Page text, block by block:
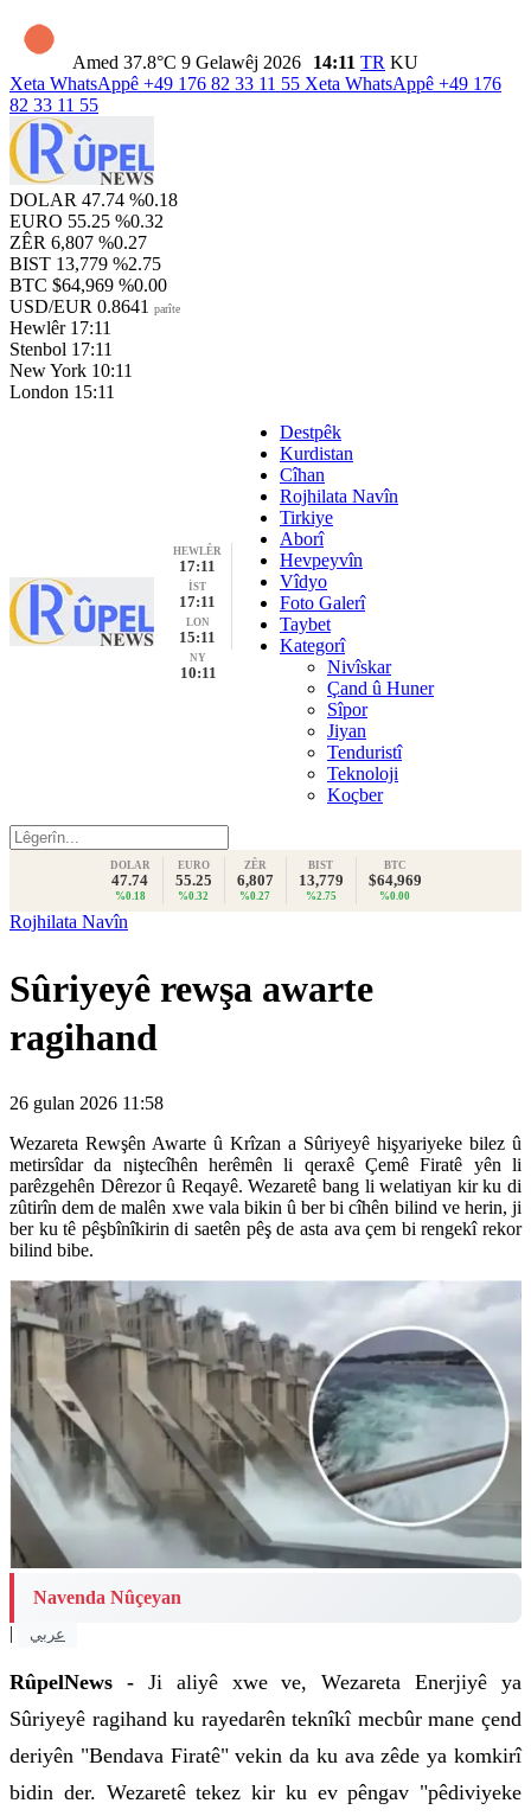
Amed 37.8°C 9 Gelawêj 2026 14:11 TR KU
Xeta WhatsAppê +49 176 82 33 11 55 Xeta WhatsAppê +49 176
82 33 11 55
DOLAR 47.74 %0.18
EURO 55.25 %0.32
ZÊR 6,807 %0.27
BIST 13,779 %2.75
BTC $64,969 %0.00
USD/EUR 0.8641 parîte
Hewlêr 17:11
Stenbol 17:11
New York 10:11
London 15:11
HEWLÊR
17:11
İST
17:11
LON
15:11
NY
10:11
Destpêk
Kurdistan
Cîhan
Rojhilata Navîn
Tirkiye
Aborî
Hevpeyvîn
Vîdyo
Foto Galerî
Taybet
Kategorî
Nivîskar
Çand û Huner
Sîpor
Jiyan
Tenduristî
Teknoloji
Koçber
DOLAR
47.74
%0.18
EURO
55.25
%0.32
ZÊR
6,807
%0.27
BIST
13,779
%2.75
BTC
$64,969
%0.00
Rojhilata Navîn
Sûriyeyê rewşa awarte
ragihand
26 gulan 2026 11:58
Wezareta Rewşên Awarte û Krîzan a Sûriyeyê hişyariyeke bilez û
metirsîdar da niştecîhên herêmên li qeraxê Çemê Firatê yên li
parêzgehên Dêrezor û Reqayê. Wezaretê bang li welatiyan kir ku di
zûtirîn dem de malên xwe vala bikin û ber bi cîhên bilind ve herin, ji
ber ku tê pêşbînîkirin di saetên pêş de asta ava çem bi rengekî rekor
bilind bibe.
Navenda Nûçeyan
|
عربي
RûpelNews -Ji aliyê xwe ve, Wezareta Enerjiyê ya
Sûriyeyê ragihand ku rayedarên teknîkî mecbûr mane çend
deriyên "Bendava Firatê" vekin da ku ava zêde ya komkirî
bidin der. Wezaretê tekez kir ku ev pêngav "pêdiviyeke